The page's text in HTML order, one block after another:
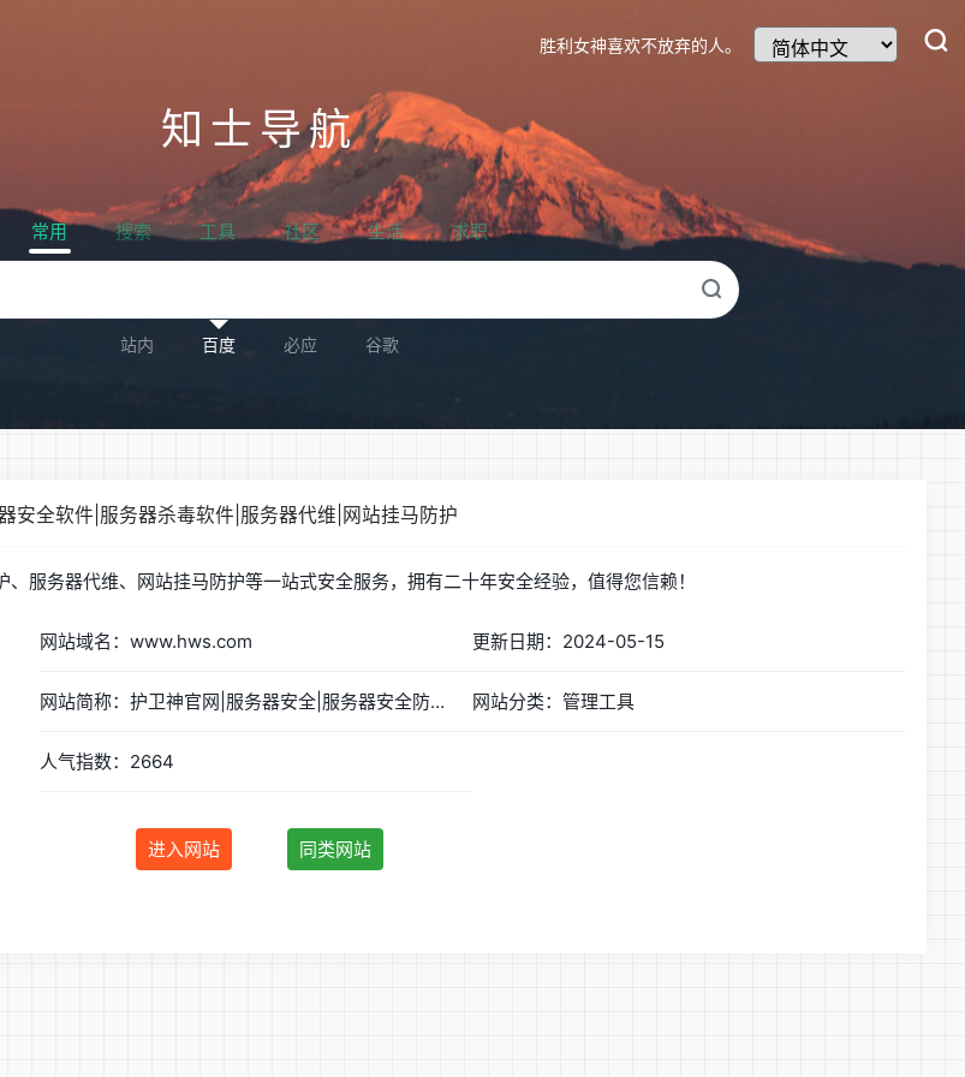
胜利女神喜欢不放弃的人。
知士导航
常用 搜索 工具 社区 生活 求职
站内 百度 必应 谷歌
安全软件|服务器杀毒软件|服务器代维|网站挂马防护
服务器代维、网站挂马防护等一站式安全服务，拥有二十年安全经验，值得您信赖！
网站域名：www.hws.com 更新日期：2024-05-15
网站简称：护卫神官网|服务器安全|服务器安全防护|服务器安全软件|服务器杀毒软件|服务器代维|网站挂马防护 网站分类：管理工具
人气指数：2664
进入网站 同类网站